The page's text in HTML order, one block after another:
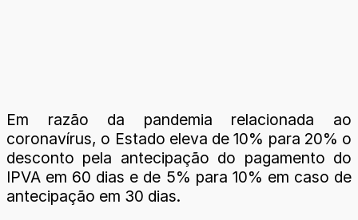
Em razão da pandemia relacionada ao
coronavírus, o Estado eleva de 10% para 20% o
desconto pela antecipação do pagamento do
IPVA em 60 dias e de 5% para 10% em caso de
antecipação em 30 dias.